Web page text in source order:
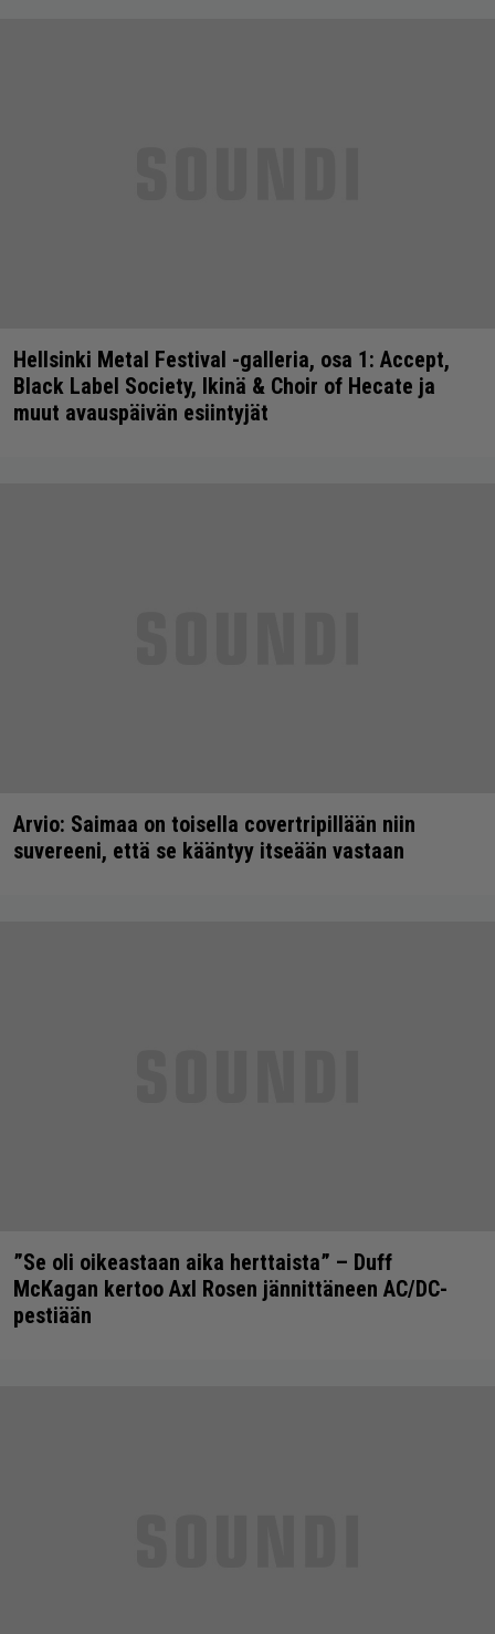
Hellsinki Metal Festival -galleria, osa 1: Accept,
Black Label Society, Ikinä & Choir of Hecate ja
muut avauspäivän esiintyjät
Arvio: Saimaa on toisella covertripillään niin
suvereeni, että se kääntyy itseään vastaan
”Se oli oikeastaan aika herttaista” – Duff
McKagan kertoo Axl Rosen jännittäneen AC/DC-
pestiään